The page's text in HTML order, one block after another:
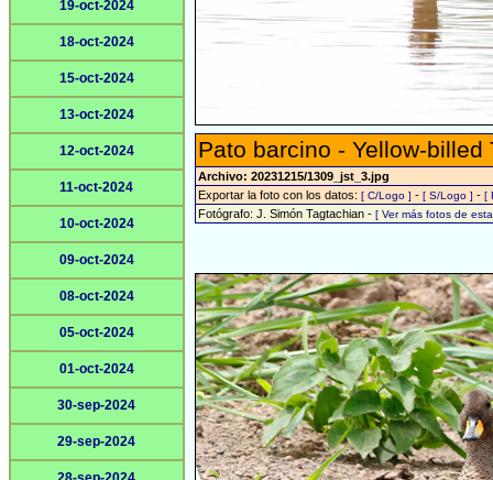
19-oct-2024
18-oct-2024
15-oct-2024
13-oct-2024
12-oct-2024
11-oct-2024
10-oct-2024
09-oct-2024
08-oct-2024
05-oct-2024
01-oct-2024
30-sep-2024
29-sep-2024
Pato barcino - Yellow-
Archivo: 20231215/1309_jst_3.jpg
Exportar la foto con los datos: [ C/Logo ] - [ S/Logo ] - [
Fotógrafo: J. Simón Tagtachian - [ Ver más fotos de